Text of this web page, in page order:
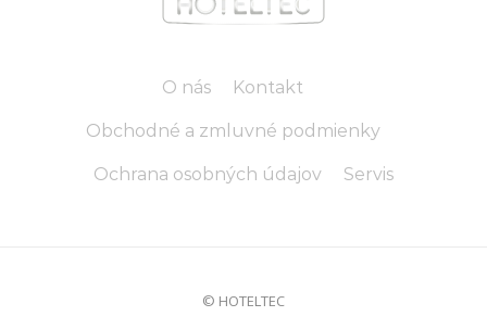
O nás Kontakt
Obchodné a zmluvné podmienky
Ochrana osobných údajov Servis
© HOTELTEC